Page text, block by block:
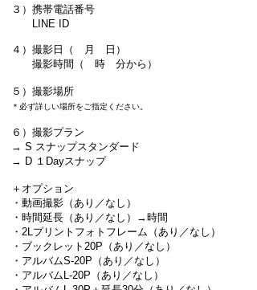
３）携帯電話番号
​ LINE ID
４）撮影日（ 月 日）
撮影時間（ 時 分から）
５）撮影場所
＊必ず詳しい場所をご指定ください。
６）撮影プラン
→ S スナップスタンダード
→ D １Dayスナップ
＋オプション
・動画撮影（あり／なし）
・時間延長（あり／なし）→時間
・2Lプリントフォトフレーム（あり／なし）
・ブックレット20P（あり／なし）
・アルバムS-20P（あり／なし）
・アルバムL-20P（あり／なし）